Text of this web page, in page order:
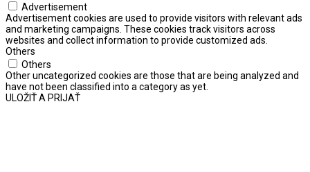
Advertisement
Advertisement cookies are used to provide visitors with relevant ads
and marketing campaigns. These cookies track visitors across
websites and collect information to provide customized ads.
Others
Others
Other uncategorized cookies are those that are being analyzed and
have not been classified into a category as yet.
ULOŽIŤ A PRIJAŤ